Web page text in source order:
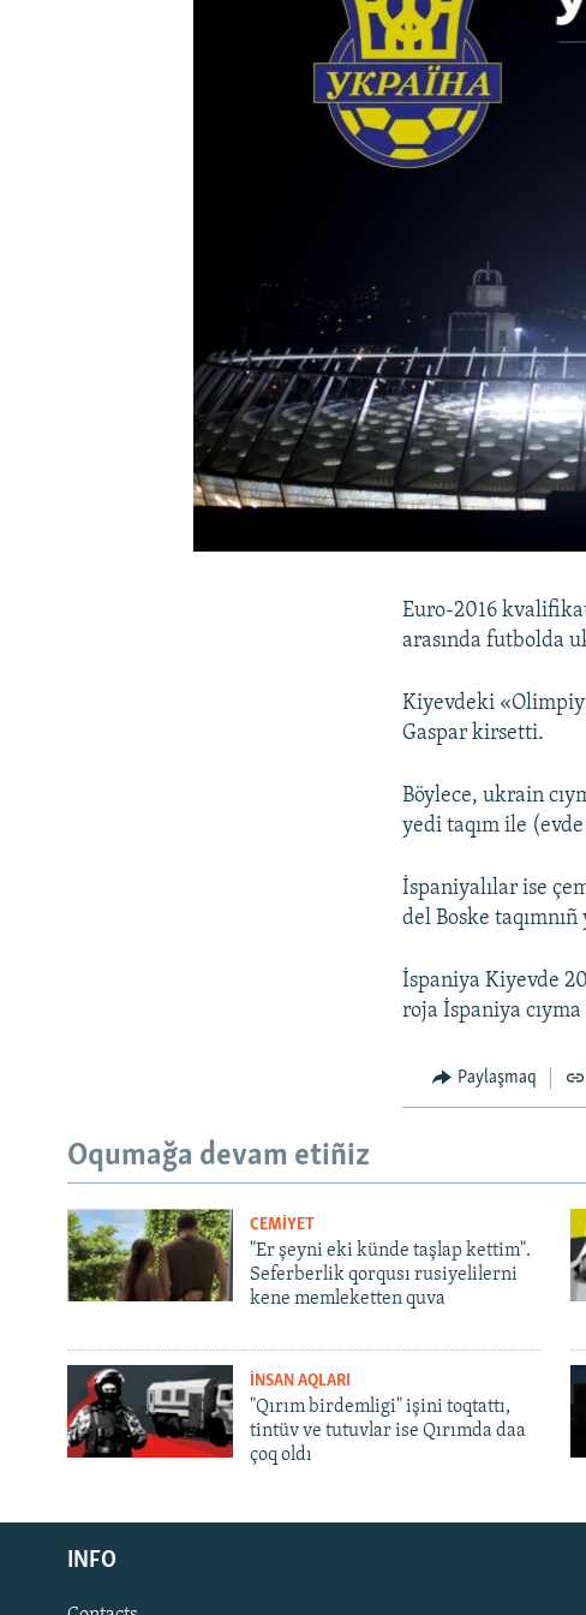
Русский
Українською
Euro-2016
arasında futbolda
Kiyevdeki
Gaspar kirsetti.
Böylece, ukrain
yedi taqım ile
İspaniyalılar ise
del Boske taqımnıñ
İspaniya Kiyevde
roja İspaniya cıyma
Paylaşmaq
Oqumağa devam etiñiz
CEMİYET
"Er şeyni eki künde taşlap kettim".
Seferberlik qorqusı rusiyelilerni
kene memleketten quva
İNSAN AQLARI
"Qırım birdemligi" işini toqtattı,
tintüv ve tutuvlar ise Qırımda daa
çoq oldı
INFO